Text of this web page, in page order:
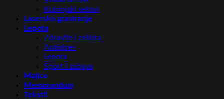
Kuhinjski setovi
Lasersko graviranje
Lepota
Zdravlje i zaštita
Antistres
Lepota
Sport i zabava
Majice
Memorandum
Tekstil